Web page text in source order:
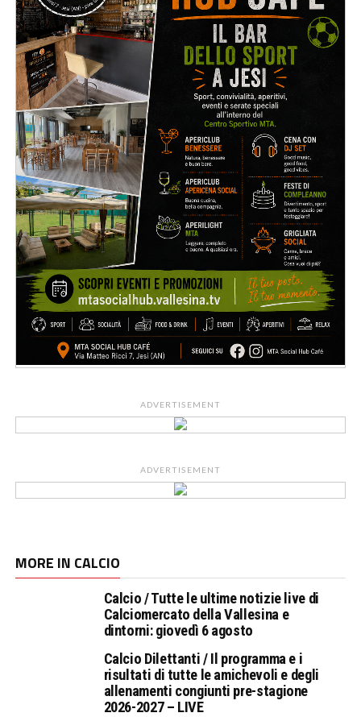
ADVERTISEMENT
ADVERTISEMENT
MORE IN CALCIO
Calcio / Tutte le ultime notizie live di
Calciomercato della Vallesina e
dintorni: giovedì 6 agosto
Calcio Dilettanti / Il programma e i
risultati di tutte le amichevoli e degli
allenamenti congiunti pre-stagione
2026-2027 – LIVE